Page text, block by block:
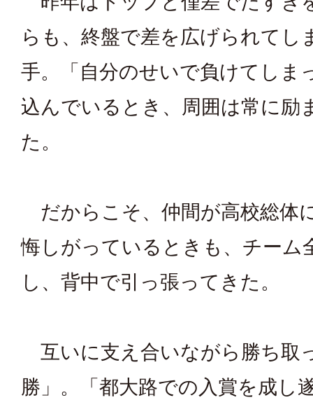
らも、終盤で差を広げられてし
手。「自分のせいで負けてしま
込んでいるとき、周囲は常に励
た。
だからこそ、仲間が高校総体
悔しがっているときも、チーム
し、背中で引っ張ってきた。
互いに支え合いながら勝ち取
勝」。「都大路での入賞を成し